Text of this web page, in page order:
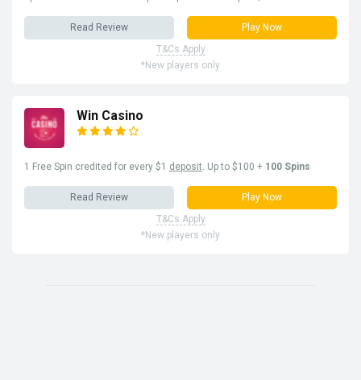
Read Review
Play Now
T&Cs Apply
*New players only
Win Casino
1 Free Spin credited for every $1 deposit. Up to $100 + 100 Spins
Read Review
Play Now
T&Cs Apply
*New players only